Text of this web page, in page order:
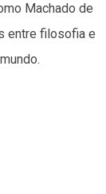
Machado de
entre filosofia e